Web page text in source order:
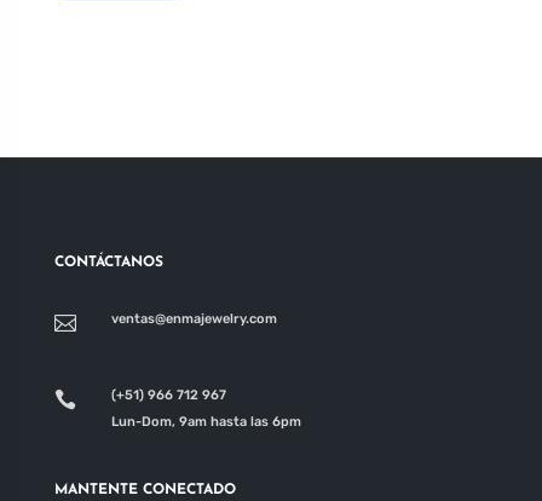
CONTÁCTANOS
 ventas@enmajewelry.com

(+51) 966 712 967
Lun-Dom, 9am hasta las 6pm
MANTENTE CONECTADO